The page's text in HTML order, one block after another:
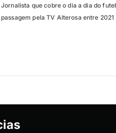
Jornalista que cobre o dia a dia do
passagem pela TV Alterosa entre 2021